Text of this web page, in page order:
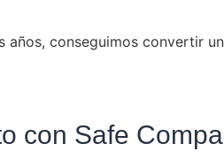
conseguimos convertir
con Safe